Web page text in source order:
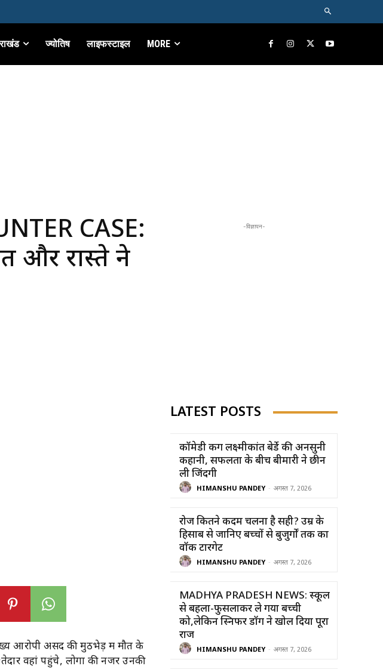
ज्योतिष लाइफस्टाइल MORE
CASE:
और रास्ते ने
आरोपी असद की मुठभेड़ में मौत के
वहां पहुंचे, लोगों की नजरें उनकी
-विज्ञापन-
LATEST POSTS
कॉमेडी किंग लक्ष्मीकांत बेर्डे की अनसुनी
कहानी, सफलता के बीच बीमारी ने छीन
ली जिंदगी
HIMANSHU PANDEY - अगस्त 7, 2026
रोज कितने कदम चलना है सही? उम्र के
हिसाब से जानिए बच्चों से बुजुर्गों तक का
वॉक टारगेट
HIMANSHU PANDEY - अगस्त 7, 2026
MADHYA PRADESH NEWS: स्कूल
से बहला-फुसलाकर ले गया बच्ची
को,लेकिन स्निफर डॉग ने खोल दिया पूरा
राज
HIMANSHU PANDEY - अगस्त 7, 2026